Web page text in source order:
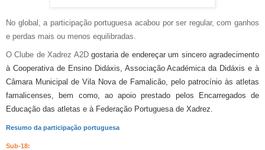
No global, a participação portuguesa acabou por ser regular, com ganhos
e perdas mais ou menos equilibradas.
O Clube de Xadrez A2D gostaria de endereçar um sincero agradecimento
à Cooperativa de Ensino Didáxis, Associação Académica da Didáxis e à
Câmara Municipal de Vila Nova de Famalicão, pelo patrocínio às atletas
famalicenses, bem como, ao apoio prestado pelos Encarregados de
Educação das atletas e à Federação Portuguesa de Xadrez.
Resumo da participação portuguesa
Sub-18: